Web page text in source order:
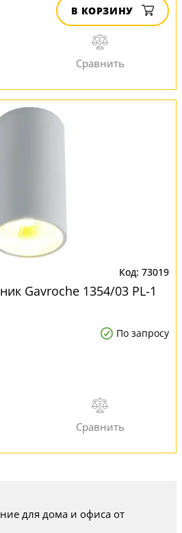
В КОРЗИНУ
73019
Gavroche 1354/03 PL-1
По запросу
для дома и офиса от